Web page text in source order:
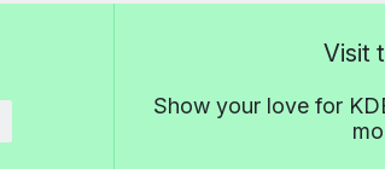
Visit
Show your love for